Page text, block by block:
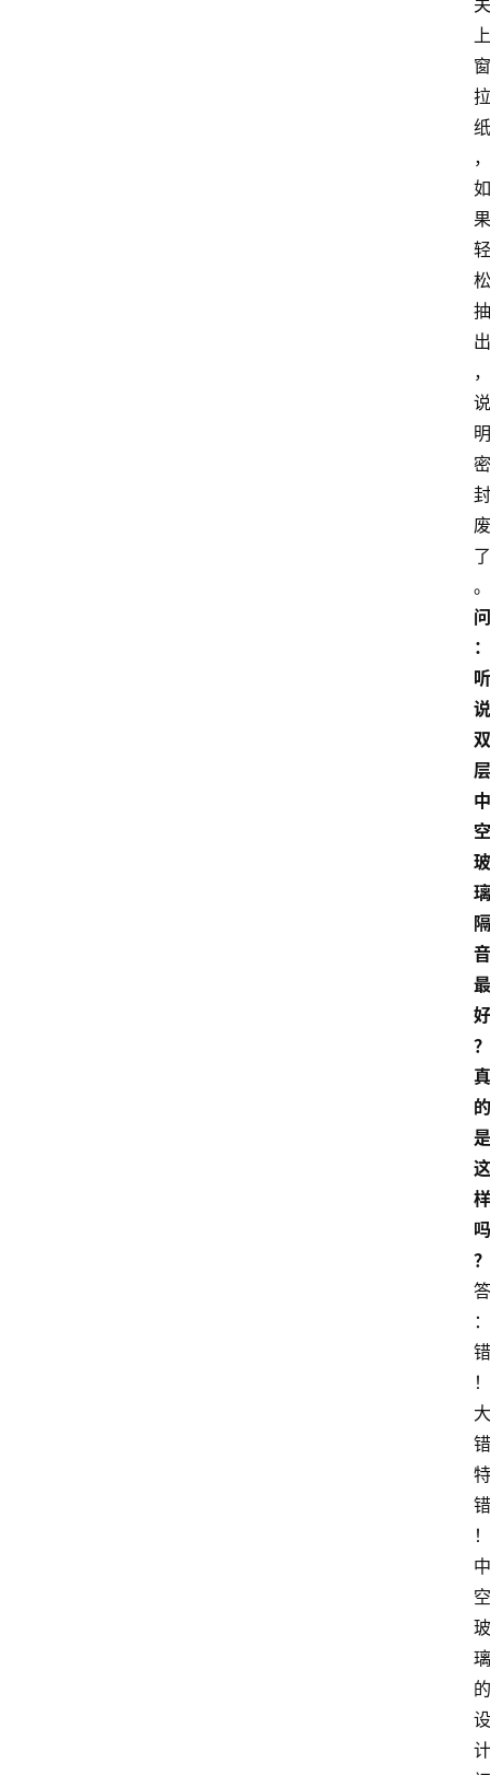
关
上
窗
拉
纸
，
如
果
轻
松
抽
出
，
说
明
密
封
废
了
。
问
：
听
说
双
层
中
空
玻
璃
隔
音
最
好
？
真
的
是
这
样
吗
？
答
：
错
！
大
错
特
错
！
中
空
玻
璃
的
设
计